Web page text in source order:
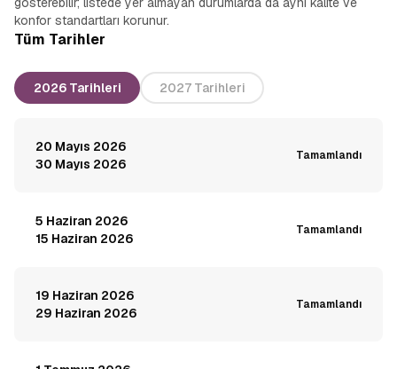
konfor standartları korunur.
Tüm Tarihler
2026 Tarihleri 2027 Tarihleri
20 Mayıs 2026
30 Mayıs 2026
Tamamlandı
5 Haziran 2026
15 Haziran 2026
Tamamlandı
19 Haziran 2026
29 Haziran 2026
Tamamlandı